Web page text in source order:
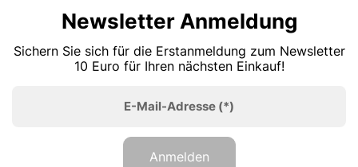
Newsletter Anmeldung
Sichern Sie sich für die Erstanmeldung zum Newsletter
10 Euro für Ihren nächsten Einkauf!
E-Mail-Adresse (*)
Anmelden